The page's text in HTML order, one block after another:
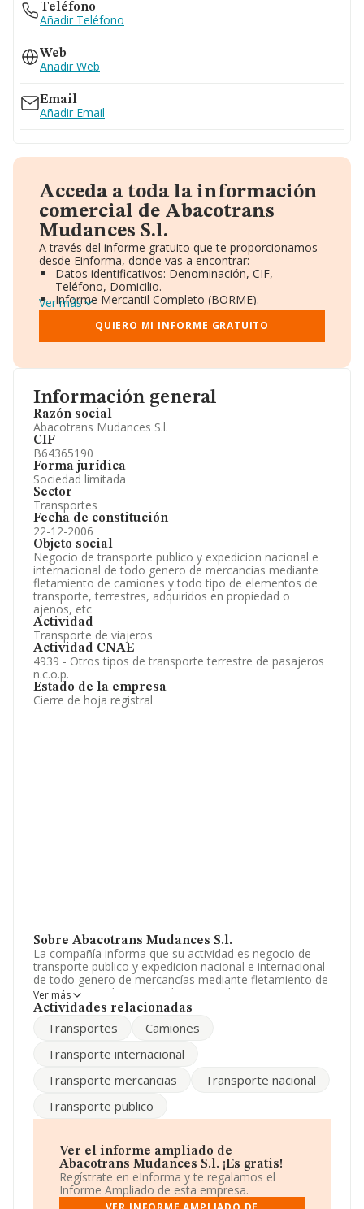
Información general
Razón social
Abacotrans Mudances S.l.
CIF
B64365190
Forma jurídica
Sociedad limitada
Sector
Transportes
Fecha de constitución
22-12-2006
Objeto social
Negocio de transporte publico y expedicion nacional e
internacional de todo genero de mercancias mediante
fletamiento de camiones y todo tipo de elementos de
transporte, terrestres, adquiridos en propiedad o
ajenos, etc
Actividad
Transporte de viajeros
Actividad CNAE
4939 - Otros tipos de transporte terrestre de pasajeros
n.c.o.p.
Estado de la empresa
Cierre de hoja registral
Sobre Abacotrans Mudances S.l.
La compañía informa que su actividad es negocio de
transporte publico y expedicion nacional e internacional
de todo genero de mercancías mediante fletamiento de
camiones y todo tipo de elementos de transporte,
terrestres, adquiridos en propiedad o ajenos, etc. La
Tiene CNAE: 4939 - 'Otros tipos de transporte terrestre
mercados exteriores.
La compañíaAbacotrans Mudances S.L, NIF
225, (08041), en el municipio de Barcelona, Cataluña.
hasta 3.041 empresas, en el ámbito nacional la
facturación alcanza la cifra de 3.882 millones de euros y
el promedio de la facturación de ventas entre todas las
compañías asciende a los 1 millón de euros. Para
aportar ulterior información de interés en el ámbito
Ver más
Actividades relacionadas
Transportes
Camiones
Transporte internacional
Transporte mercancias
Transporte nacional
Transporte publico
Ver el informe ampliado de
Abacotrans Mudances S.l. ¡Es gratis!
Regístrate en eInforma y te regalamos el
Informe Ampliado de esta empresa.
Teléfono
Añadir Teléfono
Web
Añadir Web
Email
Añadir Email
Acceda a toda la información
comercial de Abacotrans
Mudances S.l.
A través del informe gratuito que te proporcionamos
desde Einforma, donde vas a encontrar:
Datos identificativos: Denominación, CIF,
Teléfono, Domicilio.
Informe Mercantil Completo (BORME).
Gráficos de Evolución Ventas y Empleados.
Consejo de Administración y Administradores.
Directivos y Ejecutivos.
Información oficial y registral complementaria.
Ver más
QUIERO MI INFORME GRATUITO